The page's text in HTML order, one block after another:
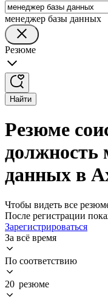
менеджер базы данных
Резюме
Найти
Резюме
должность
данных в
Чтобы видеть все
После регистрации
Зарегистрироваться
За всё время
По соответствию
20 резюме